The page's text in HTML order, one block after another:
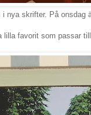
nya skrifter. På onsdag
lilla favorit som passar